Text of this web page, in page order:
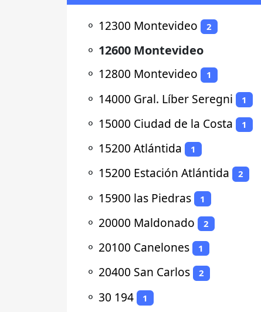
⚬ 12300 Montevideo 2
⚬ 12600 Montevideo
⚬ 12800 Montevideo 1
⚬ 14000 Gral. Líber Seregni 1
⚬ 15000 Ciudad de la Costa 1
⚬ 15200 Atlántida 1
⚬ 15200 Estación Atlántida 2
⚬ 15900 las Piedras 1
⚬ 20000 Maldonado 2
⚬ 20100 Canelones 1
⚬ 20400 San Carlos 2
⚬ 30 194 1